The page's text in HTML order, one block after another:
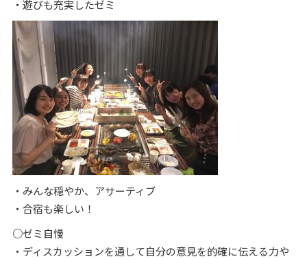
・遊びも充実したゼミ
・みんな穏やか、アサーティブ
・合宿も楽しい！
○ゼミ自慢
・ディスカッションを通して自分の意見を的確に伝える力や